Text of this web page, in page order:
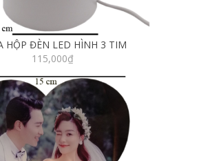
HỘP ĐÈN LED HÌNH 3 TIM
115,000₫